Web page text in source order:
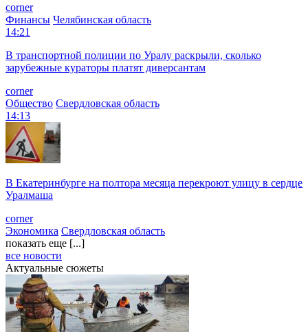
corner
Финансы Челябинская область
14:21
В транспортной полиции по Уралу раскрыли, сколько
зарубежные кураторы платят диверсантам
corner
Общество Свердловская область
14:13
В Екатеринбурге на полтора месяца перекроют улицу в сердце
Уралмаша
corner
Экономика Свердловская область
показать еще [...]
все новости
Актуальные сюжеты